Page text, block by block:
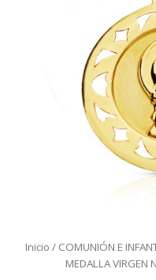
Inicio / COMUNIÓN E
MEDALLA VIRGEN